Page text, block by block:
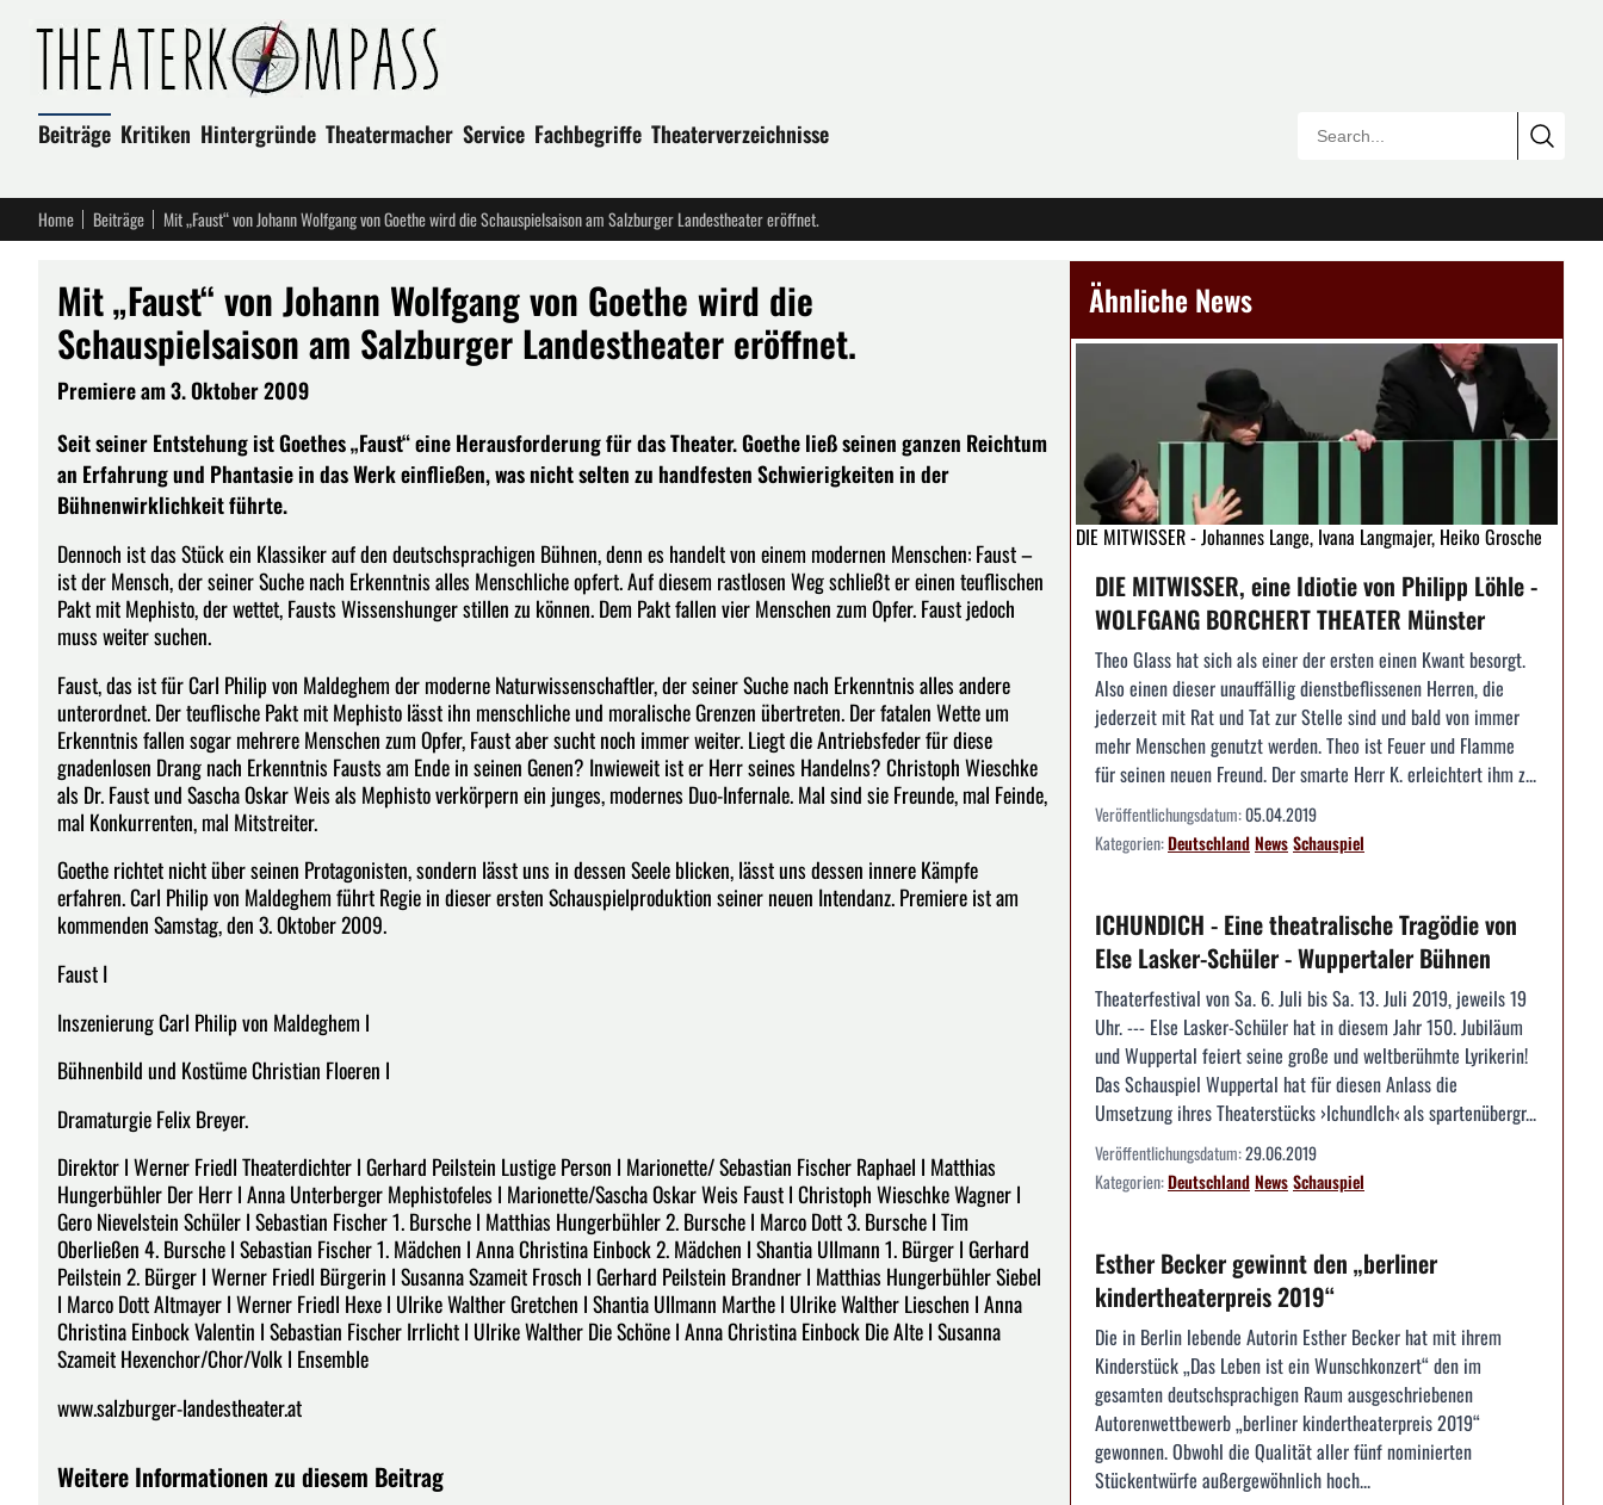
Beiträge Kritiken Hintergründe Theatermacher Service Fachbegriffe Theaterverzeichnisse
Home Beiträge Mit „Faust“ von Johann Wolfgang von Goethe wird die Schauspielsaison am Salzburger Landestheater eröffnet.
Mit „Faust“ von Johann Wolfgang von Goethe wird die
Schauspielsaison am Salzburger Landestheater eröffnet.
Premiere am 3. Oktober 2009
Seit seiner Entstehung ist Goethes „Faust“ eine Herausforderung für das Theater. Goethe ließ seinen ganzen Reichtum
an Erfahrung und Phantasie in das Werk einfließen, was nicht selten zu handfesten Schwierigkeiten in der
Bühnenwirklichkeit führte.
Dennoch ist das Stück ein Klassiker auf den deutschsprachigen Bühnen, denn es handelt von einem modernen Menschen: Faust –
ist der Mensch, der seiner Suche nach Erkenntnis alles Menschliche opfert. Auf diesem rastlosen Weg schließt er einen teuflischen
Pakt mit Mephisto, der wettet, Fausts Wissenshunger stillen zu können. Dem Pakt fallen vier Menschen zum Opfer. Faust jedoch
muss weiter suchen.
Faust, das ist für Carl Philip von Maldeghem der moderne Naturwissenschaftler, der seiner Suche nach Erkenntnis alles andere
unterordnet. Der teuflische Pakt mit Mephisto lässt ihn menschliche und moralische Grenzen übertreten. Der fatalen Wette um
Erkenntnis fallen sogar mehrere Menschen zum Opfer, Faust aber sucht noch immer weiter. Liegt die Antriebsfeder für diese
gnadenlosen Drang nach Erkenntnis Fausts am Ende in seinen Genen? Inwieweit ist er Herr seines Handelns? Christoph Wieschke
als Dr. Faust und Sascha Oskar Weis als Mephisto verkörpern ein junges, modernes Duo-Infernale. Mal sind sie Freunde, mal Feinde,
mal Konkurrenten, mal Mitstreiter.
Goethe richtet nicht über seinen Protagonisten, sondern lässt uns in dessen Seele blicken, lässt uns dessen innere Kämpfe
erfahren. Carl Philip von Maldeghem führt Regie in dieser ersten Schauspielproduktion seiner neuen Intendanz. Premiere ist am
kommenden Samstag, den 3. Oktober 2009.
Faust I
Inszenierung Carl Philip von Maldeghem l
Bühnenbild und Kostüme Christian Floeren l
Dramaturgie Felix Breyer.
Direktor l Werner Friedl Theaterdichter l Gerhard Peilstein Lustige Person l Marionette/ Sebastian Fischer Raphael l Matthias
Hungerbühler Der Herr l Anna Unterberger Mephistofeles l Marionette/Sascha Oskar Weis Faust l Christoph Wieschke Wagner l
Gero Nievelstein Schüler l Sebastian Fischer 1. Bursche l Matthias Hungerbühler 2. Bursche l Marco Dott 3. Bursche l Tim
Oberließen 4. Bursche l Sebastian Fischer 1. Mädchen l Anna Christina Einbock 2. Mädchen l Shantia Ullmann 1. Bürger l Gerhard
Peilstein 2. Bürger l Werner Friedl Bürgerin l Susanna Szameit Frosch l Gerhard Peilstein Brandner l Matthias Hungerbühler Siebel
l Marco Dott Altmayer l Werner Friedl Hexe l Ulrike Walther Gretchen l Shantia Ullmann Marthe l Ulrike Walther Lieschen l Anna
Christina Einbock Valentin l Sebastian Fischer Irrlicht l Ulrike Walther Die Schöne l Anna Christina Einbock Die Alte l Susanna
Szameit Hexenchor/Chor/Volk l Ensemble
www.salzburger-landestheater.at
Weitere Informationen zu diesem Beitrag
Ähnliche News
DIE MITWISSER - Johannes Lange, Ivana Langmajer, Heiko Grosche
DIE MITWISSER, eine Idiotie von Philipp Löhle -
WOLFGANG BORCHERT THEATER Münster
Theo Glass hat sich als einer der ersten einen Kwant besorgt.
Also einen dieser unauffällig dienstbeflissenen Herren, die
jederzeit mit Rat und Tat zur Stelle sind und bald von immer
mehr Menschen genutzt werden. Theo ist Feuer und Flamme
für seinen neuen Freund. Der smarte Herr K. erleichtert ihm z...
Veröffentlichungsdatum:05.04.2019
Kategorien:DeutschlandNewsSchauspiel
ICHUNDICH - Eine theatralische Tragödie von
Else Lasker-Schüler - Wuppertaler Bühnen
Theaterfestival von Sa. 6. Juli bis Sa. 13. Juli 2019, jeweils 19
Uhr. --- Else Lasker-Schüler hat in diesem Jahr 150. Jubiläum
und Wuppertal feiert seine große und weltberühmte Lyrikerin!
Das Schauspiel Wuppertal hat für diesen Anlass die
Umsetzung ihres Theaterstücks ›IchundIch‹ als spartenübergr...
Veröffentlichungsdatum:29.06.2019
Kategorien:DeutschlandNewsSchauspiel
Esther Becker gewinnt den „berliner
kindertheaterpreis 2019“
Die in Berlin lebende Autorin Esther Becker hat mit ihrem
Kinderstück „Das Leben ist ein Wunschkonzert“ den im
gesamten deutschsprachigen Raum ausgeschriebenen
Autorenwettbewerb „berliner kindertheaterpreis 2019“
gewonnen. Obwohl die Qualität aller fünf nominierten
Stückentwürfe außergewöhnlich hoch...